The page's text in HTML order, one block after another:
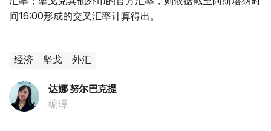
间16:00形成的交叉汇率计算得出。
经济 坚戈 外汇
达娜 努尔巴克提
编译